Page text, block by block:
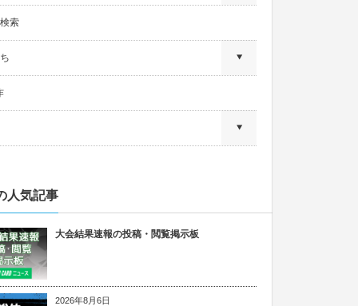
索
人気記事
大会結果速報の投稿・閲覧掲示板
2026年8月6日